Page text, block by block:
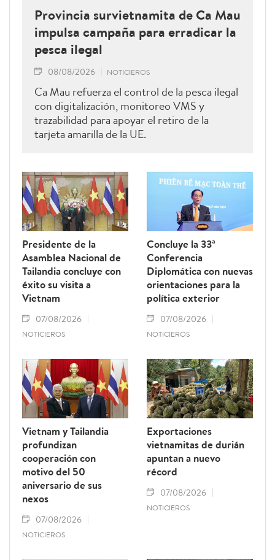
Provincia survietnamita de Ca Mau
impulsa campaña para erradicar la
pesca ilegal
08/08/2026 NOTICIEROS
Ca Mau refuerza el control de la pesca ilegal
con digitalización, monitoreo VMS y
trazabilidad para apoyar el retiro de la
tarjeta amarilla de la UE.
Presidente de la
Asamblea Nacional de
Tailandia concluye con
éxito su visita a
Vietnam
07/08/2026
NOTICIEROS
Concluye la 33ª
Conferencia
Diplomática con nuevas
orientaciones para la
política exterior
07/08/2026
NOTICIEROS
Vietnam y Tailandia
profundizan
cooperación con
motivo del 50
aniversario de sus
nexos
07/08/2026
NOTICIEROS
Exportaciones
vietnamitas de durián
apuntan a nuevo
récord
07/08/2026
NOTICIEROS